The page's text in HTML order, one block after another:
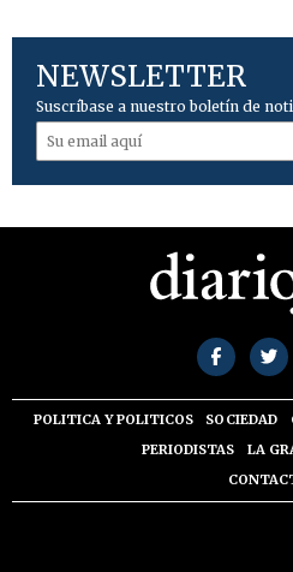
NEWSLETTER
Suscríbase a nuestro boletín de
POLITICA Y POLITICOS SOCIEDAD
PERIODISTAS
LA